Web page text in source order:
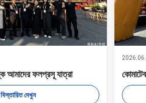
আমাদের ফলপ্রসূ যাত্রা
বিস্তারিত দেখুন